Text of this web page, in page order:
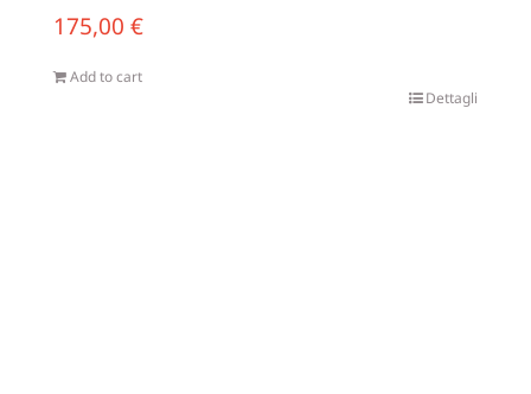
175,00 €
Add to cart
Dettagli